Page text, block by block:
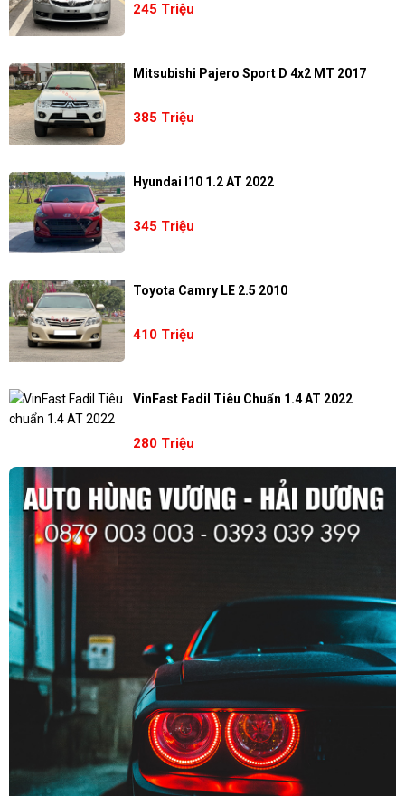
245 Triệu
Mitsubishi Pajero Sport D 4x2 MT 2017
385 Triệu
Hyundai I10 1.2 AT 2022
345 Triệu
Toyota Camry LE 2.5 2010
410 Triệu
VinFast Fadil Tiêu Chuẩn 1.4 AT 2022
280 Triệu